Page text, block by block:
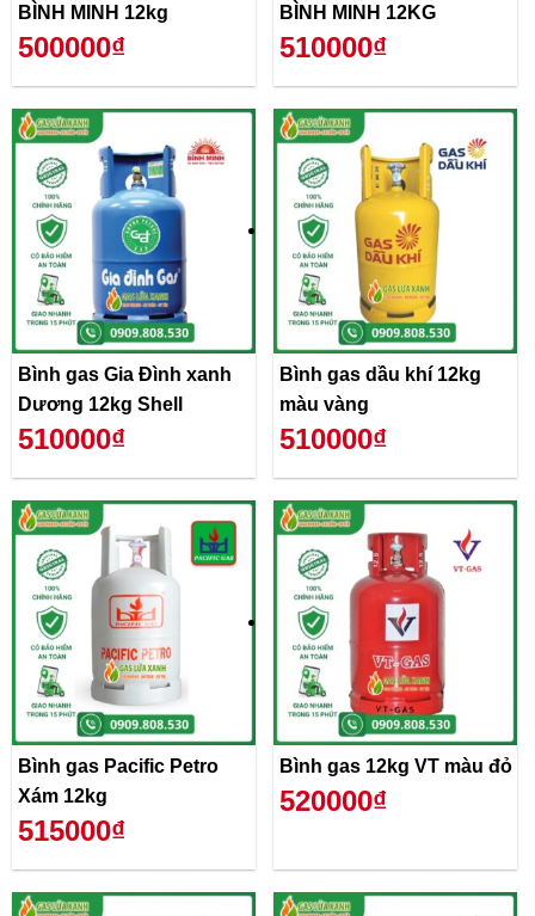
BÌNH MINH 12kg
500000₫
BÌNH MINH 12KG
510000₫
Bình gas Gia Đình xanh
Dương 12kg Shell
510000₫
Bình gas dầu khí 12kg
màu vàng
510000₫
Bình gas Pacific Petro
Xám 12kg
515000₫
Bình gas 12kg VT màu đỏ
520000₫